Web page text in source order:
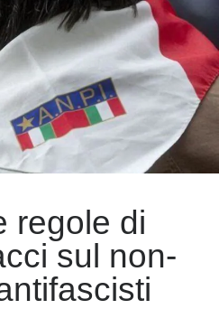
il
grande
mal
di
Macron
regole di
sul non-